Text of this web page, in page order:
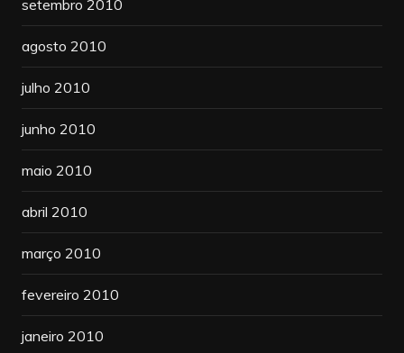
setembro 2010
agosto 2010
julho 2010
junho 2010
maio 2010
abril 2010
março 2010
fevereiro 2010
janeiro 2010